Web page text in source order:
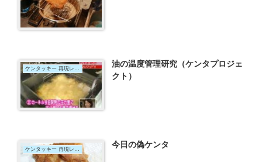
ケンタッキー 再現レシピ 2009年版
油の温度管理研究（ケンタプロジェ
クト）
今日の偽ケンタ